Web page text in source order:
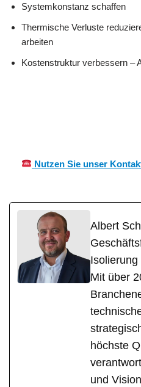
Systemkonstanz schaffen
Thermische Verluste
arbeiten
Kostenstruktur verbessern –
Nutzen Sie unser
Albert
Mit über
höchste
und